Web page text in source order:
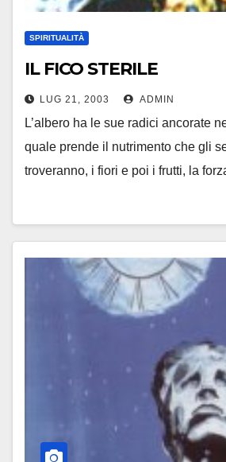
SPIRITUALITÀ
IL FICO STERILE
LUG 21, 2003 ADMIN
L’albero ha le sue radici ancorate
quale prende il nutrimento che gli
troveranno, i fiori e poi i frutti, la